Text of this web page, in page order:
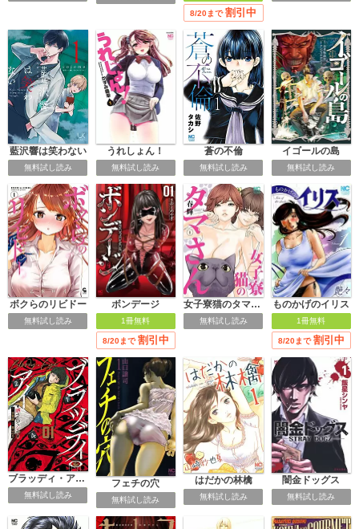
8/20まで 割引中
藍沢響は笑わない
無料試し読み
うれしょん！
無料試し読み
蒼の不倫
無料試し読み
イゴールの島
無料試し読み
ボクらのリビドー
無料試し読み
ボンデージ
1冊無料
8/20まで 割引中
女子寮猫のタマさん【電子限定特典付き】
無料試し読み
ものかげのイリス
1冊無料
8/20まで 割引中
ブラッディ・アイ－晒されてシネ－
無料試し読み
フェチの穴
無料試し読み
はだかの林檎
無料試し読み
闇金ドッグス
無料試し読み